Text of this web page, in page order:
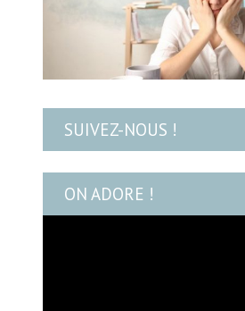
SUIVEZ-NOUS !
ON ADORE !